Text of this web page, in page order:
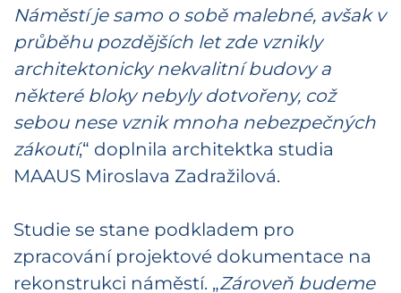
Náměstí je samo o sobě malebné, avšak v
průběhu pozdějších let zde vznikly
architektonicky nekvalitní budovy a
některé bloky nebyly dotvořeny, což
sebou nese vznik mnoha nebezpečných
zákoutí,“ doplnila architektka studia
MAAUS Miroslava Zadražilová.
Studie se stane podkladem pro
zpracování projektové dokumentace na
rekonstrukci náměstí. „Zároveň budeme